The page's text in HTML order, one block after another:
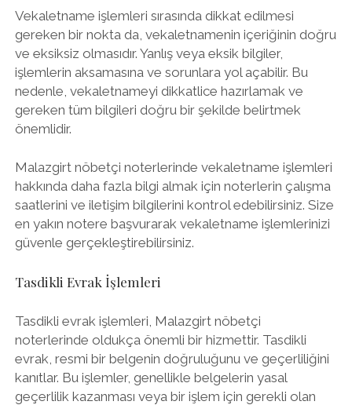
Vekaletname işlemleri sırasında dikkat edilmesi
gereken bir nokta da, vekaletnamenin içeriğinin doğru
ve eksiksiz olmasıdır. Yanlış veya eksik bilgiler,
işlemlerin aksamasına ve sorunlara yol açabilir. Bu
nedenle, vekaletnameyi dikkatlice hazırlamak ve
gereken tüm bilgileri doğru bir şekilde belirtmek
önemlidir.
Malazgirt nöbetçi noterlerinde vekaletname işlemleri
hakkında daha fazla bilgi almak için noterlerin çalışma
saatlerini ve iletişim bilgilerini kontrol edebilirsiniz. Size
en yakın notere başvurarak vekaletname işlemlerinizi
güvenle gerçekleştirebilirsiniz.
Tasdikli Evrak İşlemleri
Tasdikli evrak işlemleri, Malazgirt nöbetçi
noterlerinde oldukça önemli bir hizmettir. Tasdikli
evrak, resmi bir belgenin doğruluğunu ve geçerliliğini
kanıtlar. Bu işlemler, genellikle belgelerin yasal
geçerlilik kazanması veya bir işlem için gerekli olan